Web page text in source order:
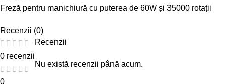
Freză pentru manichiură cu puterea de 60W și 35000 rotații
Recenzii (0)
0 recenzii
0
Recenzii
Nu există recenzii până acum.